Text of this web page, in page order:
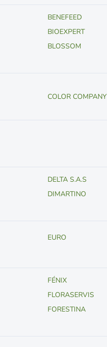
BENEFEED
BIOEXPERT
BLOSSOM
COLOR COMPANY
DELTA S.A.S
DIMARTINO
EURO
FÉNIX
FLORASERVIS
FORESTINA